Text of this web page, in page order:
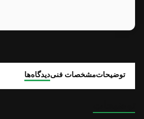
توضیحاتمشخصات فنیدیدگاه‌ها